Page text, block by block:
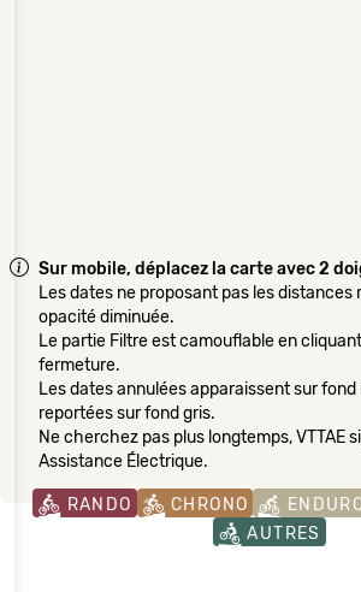
Sur mobile, déplacez la carte avec 2
Les dates ne proposant pas les
opacité diminuée.
Le partie Filtre est camouflable en
fermeture.
Les dates annulées apparaissent sur fond
reportées sur fond gris.
Ne cherchez pas plus longtemps, VTTAE
Assistance Électrique.
RANDO CHRONO
AUTRES